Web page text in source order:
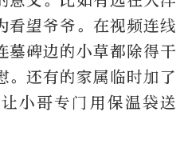
看望爷爷。在视频连线
墓碑边的小草都除得干
。还有的家属临时加了
小哥专门用保温袋送